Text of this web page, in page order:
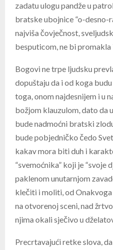
zadatu ulogu pandže u
bratske ubojnice “o-desno-
najviša čovječnost,
besputicom, ne bi promakla
Bogovi ne trpe ljudsku
dopuštaju da i od koga
toga, onom najdesnijem i u
božjom klauzulom, dato da
bude nadmoćni bratski
bude pobjedničko čedo
kakav mora biti duh i
“svemoćnika” koji je “svoje
paklenom unutarnjom
klečiti i moliti, od
na otvorenoj sceni, nad
njima okali sječivo u
Precrtavajući retke slova,